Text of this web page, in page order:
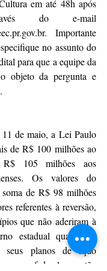
em até 48h após
do e-mail
Importante
no assunto do
para que a equipe da
objeto da pergunta e
11 de maio, a Lei Paulo
de R$ 100 milhões ao
105 milhões aos
Os valores do
de R$ 98 milhões
referentes à reversão,
que não aderiram à
estadual quanto as
seus planos de ação
federal e estão